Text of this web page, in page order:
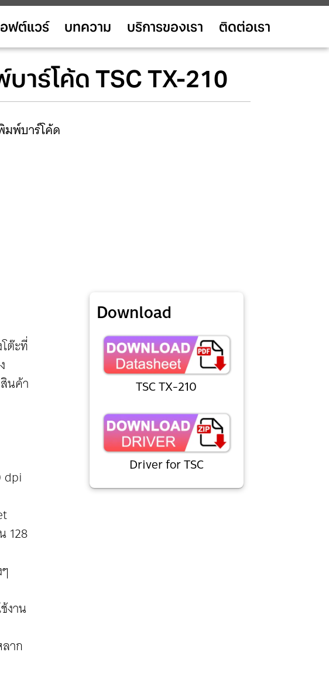
ฟต์แวร์ บทความ บริการของเรา ติดต่อเรา
าร์โค้ด TSC TX-210
มพ์บาร์โค้ด
ต๊ะที่
นค้า
dpi
128
งาน
าก
Download
TSC TX-210
Driver for TSC